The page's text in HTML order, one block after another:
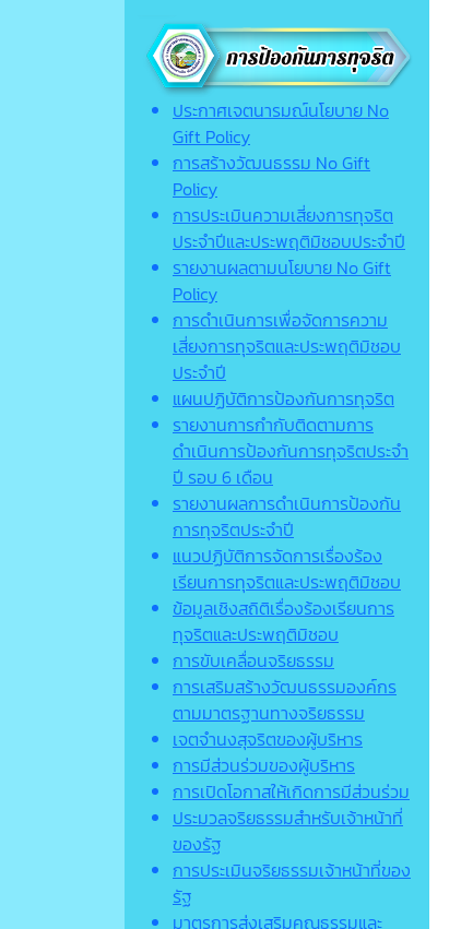
ประกาศเจตนารมณ์นโยบาย No
Gift Policy
การสร้างวัฒนธรรม No Gift
Policy
การประเมินความเสี่ยงการทุจริต
ประจำปีและประพฤติมิชอบประจำปี
รายงานผลตามนโยบาย No Gift
Policy
การดำเนินการเพื่อจัดการความ
เสี่ยงการทุจริตและประพฤติมิชอบ
ประจำปี
แผนปฏิบัติการป้องกันการทุจริต
รายงานการกำกับติดตามการ
ดำเนินการป้องกันการทุจริตประจำ
ปี รอบ 6 เดือน
รายงานผลการดำเนินการป้องกัน
การทุจริตประจำปี
แนวปฏิบัติการจัดการเรื่องร้อง
เรียนการทุจริตและประพฤติมิชอบ
ข้อมูลเชิงสถิติเรื่องร้องเรียนการ
ทุจริตและประพฤติมิชอบ
การขับเคลื่อนจริยธรรม
การเสริมสร้างวัฒนธรรมองค์กร
ตามมาตรฐานทางจริยธรรม
เจตจํานงสุจริตของผู้บริหาร
การมีส่วนร่วมของผู้บริหาร
การเปิดโอกาสให้เกิดการมีส่วนร่วม
ประมวลจริยธรรมสำหรับเจ้าหน้าที่
ของรัฐ
การประเมินจริยธรรมเจ้าหน้าที่ของ
รัฐ
มาตรการส่งเสริมคุณธรรมและ